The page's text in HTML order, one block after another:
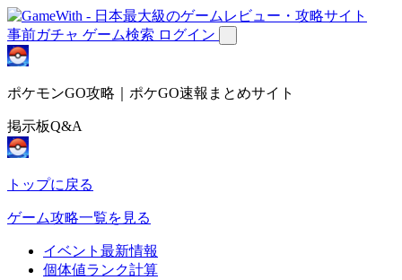
事前ガチャ ゲーム検索 ログイン
ポケモンGO攻略｜ポケGO速報まとめサイト
掲示板Q&A
トップに戻る
ゲーム攻略一覧を見る
イベント最新情報
個体値ランク計算